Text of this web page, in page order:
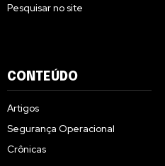
Pesquisar no site
CONTEÚDO
Artigos
Segurança Operacional
Crônicas